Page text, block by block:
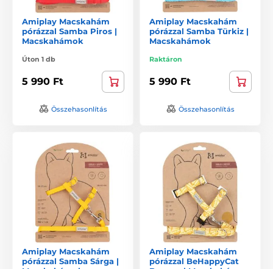
Amiplay Macskahám
pórázzal Samba Piros |
Macskahámok
Úton 1 db
5 990 Ft
Összehasonlítás
Amiplay Macskahám
pórázzal Samba Türkiz |
Macskahámok
Raktáron
5 990 Ft
Összehasonlítás
Amiplay Macskahám
pórázzal Samba Sárga |
Amiplay Macskahám
pórázzal BeHappyCat